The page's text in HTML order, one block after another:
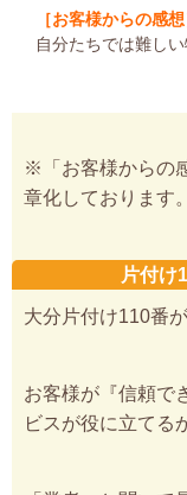
［お客様からの感想
自分たちでは難し
※「お客様からの
章化しております。
片付け
大分片付け110番
お客様が『信頼で
ビスが役に立てる